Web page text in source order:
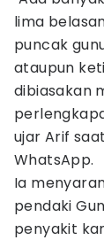
lima
puncak
ataupun
dibiasakan
ujar Arif
WhatsApp.
Ia
pendaki
penyakit